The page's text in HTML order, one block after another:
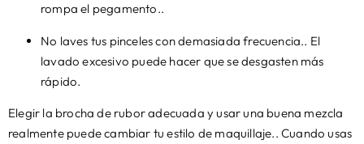
rompa el pegamento..
No laves tus pinceles con demasiada frecuencia.. El
lavado excesivo puede hacer que se desgasten más
rápido.
Elegir la brocha de rubor adecuada y usar una buena mezcla
realmente puede cambiar tu estilo de maquillaje.. Cuando usas